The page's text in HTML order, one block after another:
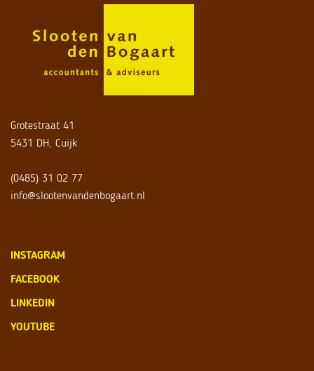
Grotestraat 41
5431 DH, Cuijk
(0485) 31 02 77
info@slootenvandenbogaart.nl
INSTAGRAM
FACEBOOK
LINKEDIN
YOUTUBE